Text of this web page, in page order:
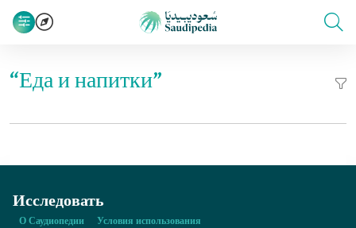
“Еда и напитки”
Исследовать
О Саудиопедии
Условия использования